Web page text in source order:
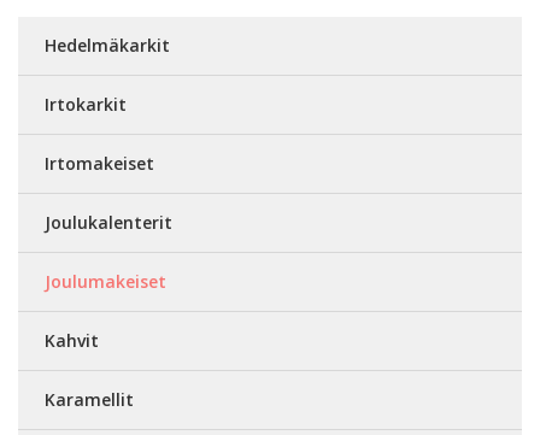
Hedelmäkarkit
Irtokarkit
Irtomakeiset
Joulukalenterit
Joulumakeiset
Kahvit
Karamellit